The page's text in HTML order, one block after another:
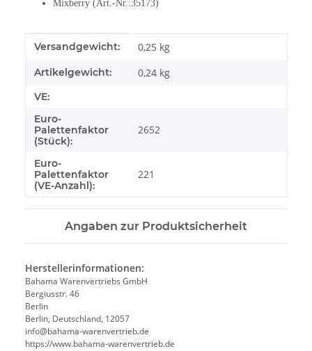
Mixberry (Art.-Nr.:35173)
Produkteigenschaft
Wert
Versandgewicht: 0,25 kg
Artikelgewicht: 0,24 kg
VE:
Euro-
Palettenfaktor
(Stück):
2652
Euro-
Palettenfaktor
(VE-Anzahl):
221
Angaben zur Produktsicherheit
Herstellerinformationen:
Bahama Warenvertriebs GmbH
Bergiusstr. 46
Berlin
Berlin, Deutschland, 12057
ed.beirtrevneraw-amahab@ofni
https://www.bahama-warenvertrieb.de